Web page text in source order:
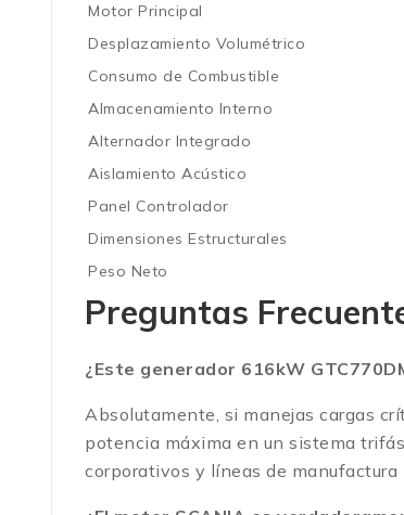
Motor Principal
Desplazamiento Volumétrico
Consumo de Combustible
Almacenamiento Interno
Alternador Integrado
Aislamiento Acústico
Panel Controlador
Dimensiones Estructurales
Peso Neto
Preguntas
¿Este generador 616kW
Absolutamente, si manejas cargas
potencia máxima en un sistema
corporativos y líneas de manufactura